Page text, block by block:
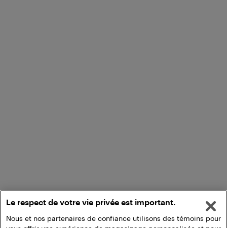
Le respect de votre vie privée est important.
Nous et nos partenaires de confiance utilisons des témoins pour